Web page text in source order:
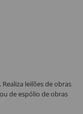
leilões de obras
de espólio de obras